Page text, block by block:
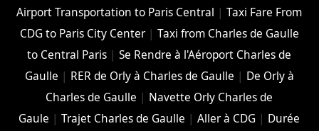
Airport Transportation to Paris Central |Taxi Fare From
CDG to Paris City Center| Taxi from Charles de Gaulle
to Central Paris |Se Rendre à l'Aéroport Charles de
Gaulle | RER de Orly à Charles de Gaulle | De Orly à
Charles de Gaulle | Navette Orly Charles de
Gaule |Trajet Charles de Gaulle |Aller à CDG | Durée